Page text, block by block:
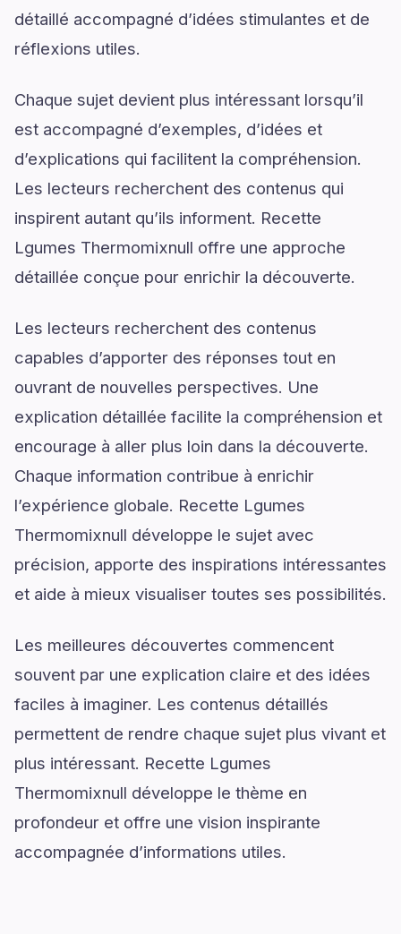
détaillé accompagné d’idées stimulantes et de
réflexions utiles.
Chaque sujet devient plus intéressant lorsqu’il
est accompagné d’exemples, d’idées et
d’explications qui facilitent la compréhension.
Les lecteurs recherchent des contenus qui
inspirent autant qu’ils informent. Recette
Lgumes Thermomixnull offre une approche
détaillée conçue pour enrichir la découverte.
Les lecteurs recherchent des contenus
capables d’apporter des réponses tout en
ouvrant de nouvelles perspectives. Une
explication détaillée facilite la compréhension et
encourage à aller plus loin dans la découverte.
Chaque information contribue à enrichir
l’expérience globale. Recette Lgumes
Thermomixnull développe le sujet avec
précision, apporte des inspirations intéressantes
et aide à mieux visualiser toutes ses possibilités.
Les meilleures découvertes commencent
souvent par une explication claire et des idées
faciles à imaginer. Les contenus détaillés
permettent de rendre chaque sujet plus vivant et
plus intéressant. Recette Lgumes
Thermomixnull développe le thème en
profondeur et offre une vision inspirante
accompagnée d’informations utiles.